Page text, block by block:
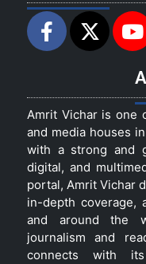
Amrit Vichar is one
and media houses
with a strong and
digital, and
portal, Amrit Vichar
in-depth coverage,
and around the
journalism and
connects with